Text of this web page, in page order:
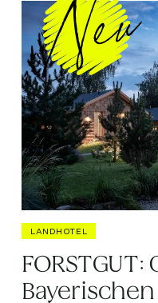
LANDHOTEL
Bayerischen